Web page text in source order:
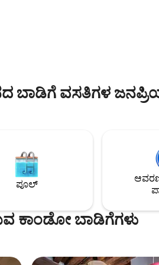
ಬಾಡಿಗೆ ವಸತಿಗಳ
ಪೂಲ್
ಕಾಂಡೋ ಬಾಡಿಗೆಗಳು